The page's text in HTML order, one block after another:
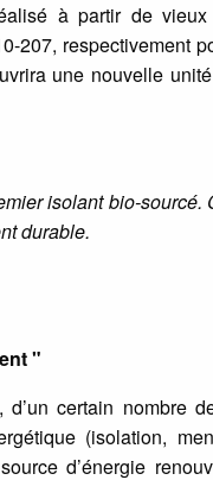
à partir de
207, respectivement
une nouvelle
isolant bio-sourcé.
durable.
"
certain nombre
(isolation,
d’énergie